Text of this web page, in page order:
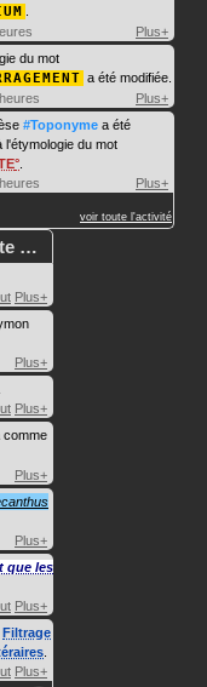
Plus+
du mot
a été modifiée.
Plus+
#Toponyme a été
l'étymologie du mot
Plus+
voir toute l'activité
…
Plus+
Plus+
Plus+
comme
Plus+
Plus+
que les
Plus+
Filtrage
Plus+